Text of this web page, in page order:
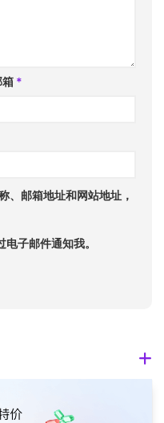
箱 *
、邮箱地址和网站地址，
子邮件通知我。